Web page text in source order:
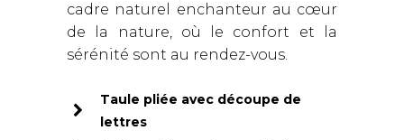
cadre naturel enchanteur au cœur
de la nature, où le confort et la
sérénité sont au rendez-vous.
Taule pliée avec découpe de
lettres